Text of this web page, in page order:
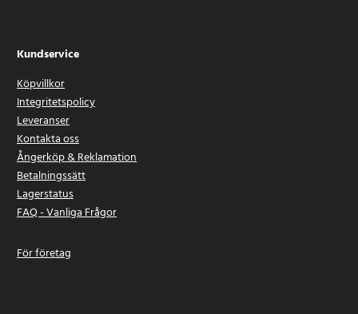
Kundservice
Köpvillkor
Integritetspolicy
Leveranser
Kontakta oss
Ångerköp & Reklamation
Betalningssätt
Lagerstatus
FAQ - Vanliga Frågor
För företag